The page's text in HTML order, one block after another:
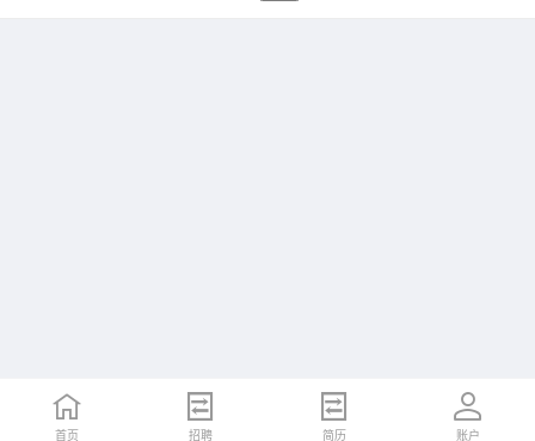
首页 招聘 简历 账户